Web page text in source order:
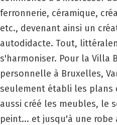
ferronnerie, céramique,
etc., devenant ainsi un
autodidacte. Tout,
s'harmoniser. Pour la Villa
personnelle à Bruxelles,
seulement établi les plans
aussi créé les meubles, le
peint... et jusqu'à une